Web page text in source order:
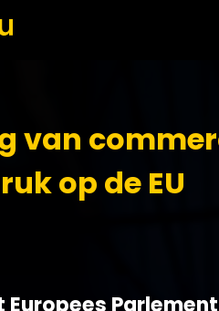
van
op de EU
Europees